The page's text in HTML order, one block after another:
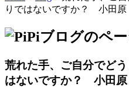
りではないですか？ 小田
荒れた手、ご自分でど
はないですか？ 小田